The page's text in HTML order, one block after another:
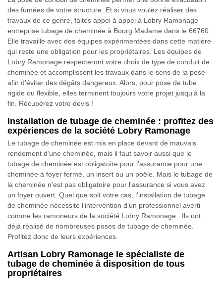
des fumées de votre structure. Et si vous voulez réaliser des
travaux de ce genre, faites appel à appel à Lobry Ramonage
entreprise tubage de cheminée à Bourg Madame dans le 66760.
Elle travaille avec des équipes expérimentées dans cette matière
qui reste une obligation pour les propriétaires. Les équipes de
Lobry Ramonage respecteront votre choix de type de conduit de
cheminée et accomplissent les travaux dans le sens de la pose
afin d’éviter des dégâts dangereux. Alors, pour pose de tube
rigide ou flexible, elles terminent toujours votre projet jusqu’à la
fin. Récupérez votre devis !
Installation de tubage de cheminée : profitez des
expériences de la société Lobry Ramonage
Le tubage de cheminée est mis en place devant de mauvais
rendement d’une cheminée, mais il faut savoir aussi que le
tubage de cheminée est obligatoire pour l'assurance pour une
cheminée à foyer fermé, un insert ou un poêle. Mais le tubage de
la cheminée n'est pas obligatoire pour l'assurance si vous avez
un foyer ouvert. Quel que soit votre cas, l’installation de tubage
de cheminée nécessite l’intervention d’un professionnel averti
comme les ramoneurs de la société Lobry Ramonage . Ils ont
déjà réalisé de nombreuses poses de tubage de cheminée.
Profitez donc de leurs expériences.
Artisan Lobry Ramonage le spécialiste de
tubage de cheminée à disposition de tous
propriétaires